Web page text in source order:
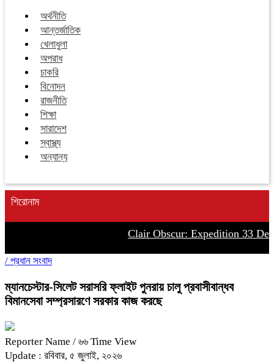
অর্থনীতি
আন্তর্জাতিক
খেলাধুলা
অপরাধ
চাকরি
বিনোদন
রাজনীতি
শিক্ষা
সারাদেশ
স্বাস্থ্য
অন্যান্য
শিরোনাম
Clair Obscur: Expedition 33
/ প্রধান সংবাদ
ম্যানচেস্টার-সিলেট সরাসরি ফ্লাইট পুনরায় চালু প্রবাসীবান্ধব
বিমানসেবা সম্প্রসারণে সরকার কাজ করছে
Reporter Name / ৬৬ Time View
Update : রবিবার, ৫ জুলাই, ২০২৬